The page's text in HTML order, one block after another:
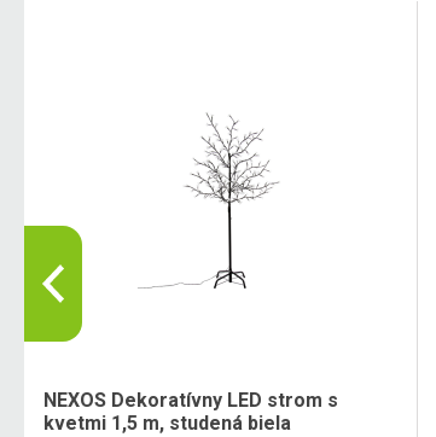
NEXOS Dekoratívny LED strom s
kvetmi 1,5 m, studená biela